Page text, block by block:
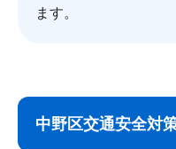
ます。
こ
中野区交通安全対